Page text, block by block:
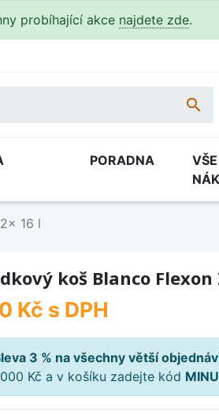
probíhající akce najdete zde.

PORADNA
16 l
koš Blanco
Kč s DPH
3 % na všechny větší
Kč a v košíku zadejte kód